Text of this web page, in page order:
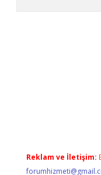
Reklam ve İletişim: